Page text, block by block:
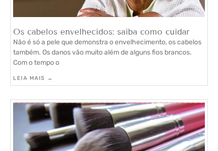
Os cabelos envelhecidos: saiba como cuidar
Não é só a pele que demonstra o envelhecimento, os cabelos
também. Os danos vão muito além de alguns fios brancos.
Com o tempo o
LEIA MAIS →